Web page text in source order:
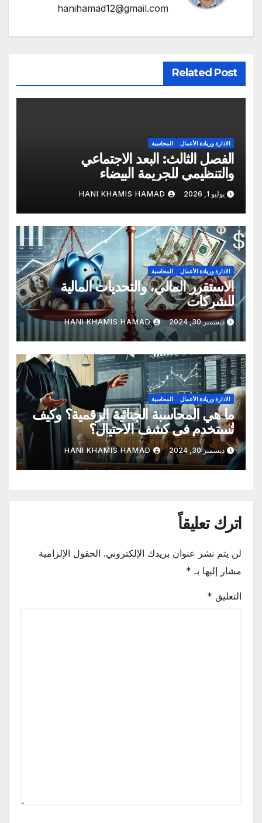
hanihamad12@gmail.com
Related Post
الادارة وريادة الأعمال المحاسبة
الفصل الثالث: البعد الاجتماعي
والتنظيمي للجريمة البيضاء
يوليو 1, 2026 HANI KHAMIS HAMAD
الادارة وريادة الأعمال المحاسبة
الاستقرر المالي، والتحديات المالية
للشركات
ديسمبر 30, 2024 HANI KHAMIS HAMAD
الادارة وريادة الأعمال المحاسبة
ما هي المحاسبة الجنائية الرقمية؟ وكيف
تُستخدم في كشف الاحتيال؟
ديسمبر 30, 2024 HANI KHAMIS HAMAD
اترك تعليقاً
لن يتم نشر عنوان بريدك الإلكتروني. الحقول الإلزامية
مشار إليها بـ *
التعليق *